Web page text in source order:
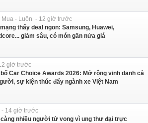
Mua - Luôn - 12 giờ trước
thấy deal ngon: Samsung, Huawei,
giảm sâu, có món gần nửa giá
giờ trước
Car Choice Awards 2026: Mở rộng vinh danh cả
sự kiện thúc đẩy ngành xe Việt Nam
14 giờ trước
nhiều người tử vong vì ung thư đại trực